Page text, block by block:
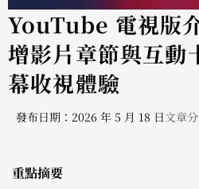
YouTube 電視版
增影片章節與互動
幕收視體驗
發布日期：2026 年 5 月 18 日文章分
重點摘要